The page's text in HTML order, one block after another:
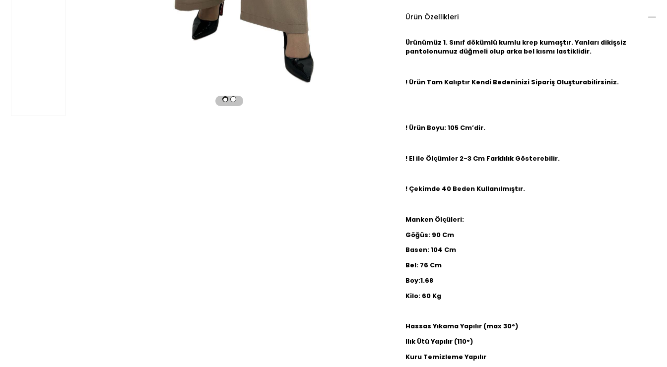
Ürün Özellikleri
Ürünümüz 1. Sınıf dökümlü kumlu krep kumaştır. Yanları dikişsiz
pantolonumuz düğmeli olup arka bel kısmı lastiklidir.
! Ürün Tam Kalıptır Kendi Bedeninizi Sipariş Oluşturabilirsiniz.
! Ürün Boyu: 105 Cm’dir.
! El ile Ölçümler 2-3 Cm Farklılık Gösterebilir.
! Çekimde 40 Beden Kullanılmıştır.
Manken Ölçüleri:
Göğüs: 90 Cm
Basen: 104 Cm
Bel: 76 Cm
Boy:1.68
Kilo: 60 Kg
Hassas Yıkama Yapılır (max 30°)
Ilık Ütü Yapılır (110°)
Kuru Temizleme Yapılır